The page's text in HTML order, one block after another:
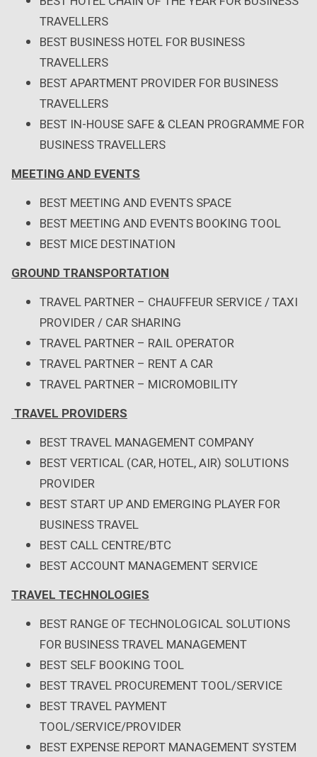
TRAVELLERS
BEST BUSINESS HOTEL FOR BUSINESS
TRAVELLERS
BEST APARTMENT PROVIDER FOR BUSINESS
TRAVELLERS
BEST IN-HOUSE SAFE & CLEAN PROGRAMME FOR
BUSINESS TRAVELLERS
MEETING AND EVENTS
BEST MEETING AND EVENTS SPACE
BEST MEETING AND EVENTS BOOKING TOOL
BEST MICE DESTINATION
GROUND TRANSPORTATION
TRAVEL PARTNER – CHAUFFEUR SERVICE / TAXI
PROVIDER / CAR SHARING
TRAVEL PARTNER – RAIL OPERATOR
TRAVEL PARTNER – RENT A CAR
TRAVEL PARTNER – MICROMOBILITY
TRAVEL PROVIDERS
BEST TRAVEL MANAGEMENT COMPANY
BEST VERTICAL (CAR, HOTEL, AIR) SOLUTIONS
PROVIDER
BEST START UP AND EMERGING PLAYER FOR
BUSINESS TRAVEL
BEST CALL CENTRE/BTC
BEST ACCOUNT MANAGEMENT SERVICE
TRAVEL TECHNOLOGIES
BEST RANGE OF TECHNOLOGICAL SOLUTIONS
FOR BUSINESS TRAVEL MANAGEMENT
BEST SELF BOOKING TOOL
BEST TRAVEL PROCUREMENT TOOL/SERVICE
BEST TRAVEL PAYMENT
TOOL/SERVICE/PROVIDER
BEST EXPENSE REPORT MANAGEMENT SYSTEM